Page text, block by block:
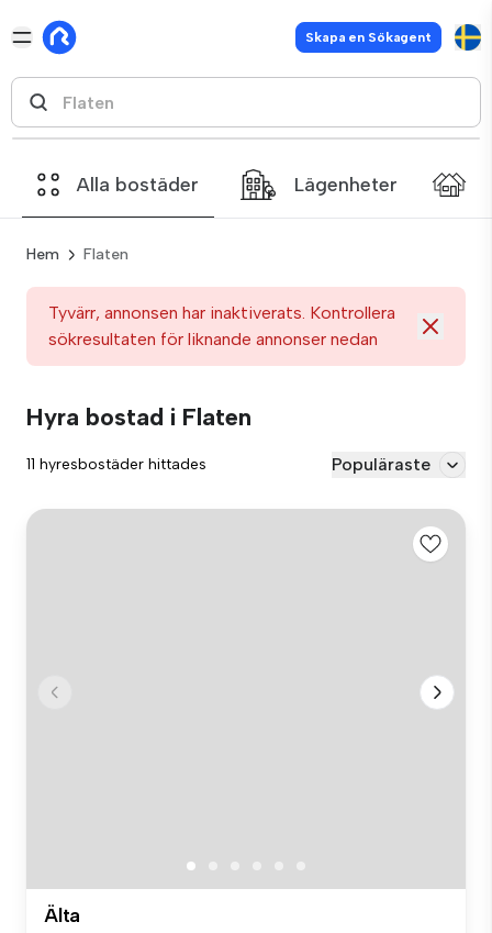
Skapa en Sökagent
Alla bostäder Lägenheter
Hem Flaten
Tyvärr, annonsen har inaktiverats. Kontrollera
sökresultaten för liknande annonser nedan
Hyra bostad i Flaten
11 hyresbostäder hittades Populäraste
Älta